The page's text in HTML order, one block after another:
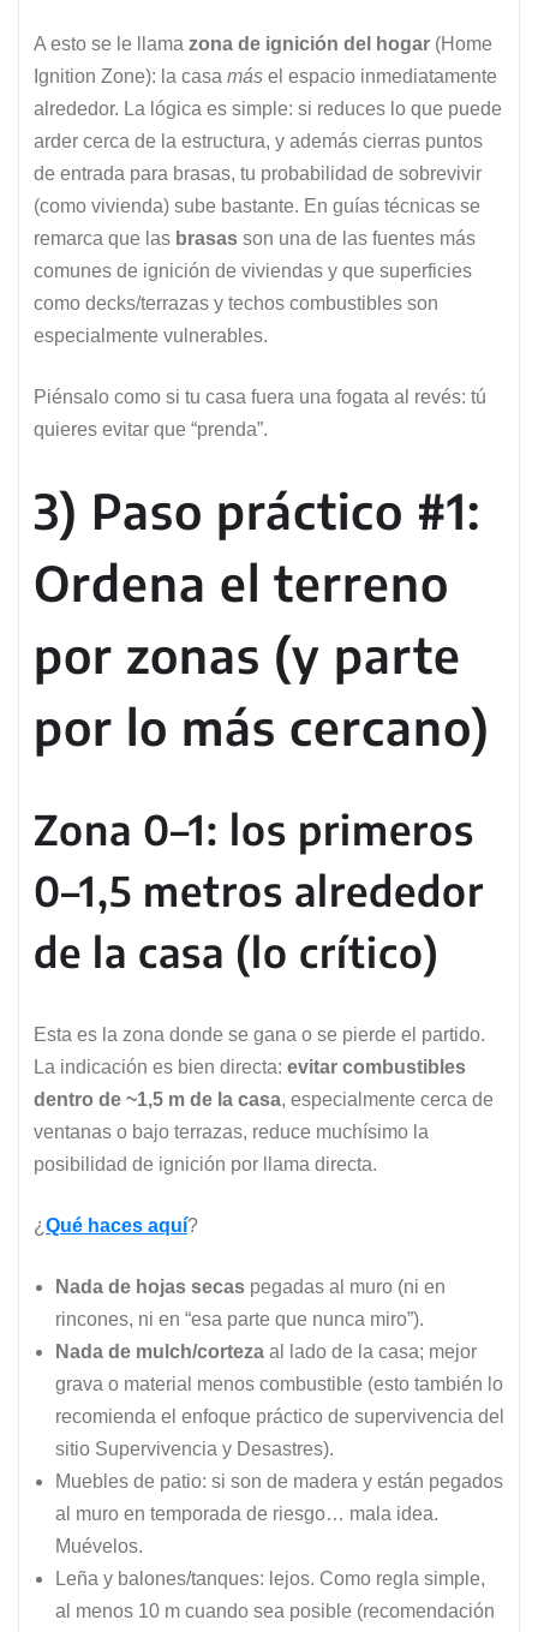
A esto se le llama zona de ignición del hogar (Home
Ignition Zone): la casa más el espacio inmediatamente
alrededor. La lógica es simple: si reduces lo que puede
arder cerca de la estructura, y además cierras puntos
de entrada para brasas, tu probabilidad de sobrevivir
(como vivienda) sube bastante. En guías técnicas se
remarca que las brasas son una de las fuentes más
comunes de ignición de viviendas y que superficies
como decks/terrazas y techos combustibles son
especialmente vulnerables.
Piénsalo como si tu casa fuera una fogata al revés: tú
quieres evitar que “prenda”.
3) Paso práctico #1:
Ordena el terreno
por zonas (y parte
por lo más cercano)
Zona 0–1: los primeros
0–1,5 metros alrededor
de la casa (lo crítico)
Esta es la zona donde se gana o se pierde el partido.
La indicación es bien directa: evitar combustibles
dentro de ~1,5 m de la casa, especialmente cerca de
ventanas o bajo terrazas, reduce muchísimo la
posibilidad de ignición por llama directa.
¿ Qué haces aquí?
Nada de hojas secas pegadas al muro (ni en
rincones, ni en “esa parte que nunca miro”).
Nada de mulch/corteza al lado de la casa; mejor
grava o material menos combustible (esto también lo
recomienda el enfoque práctico de supervivencia del
sitio Supervivencia y Desastres).
Muebles de patio: si son de madera y están pegados
al muro en temporada de riesgo… mala idea.
Muévelos.
Leña y balones/tanques: lejos. Como regla simple,
al menos 10 m cuando sea posible (recomendación